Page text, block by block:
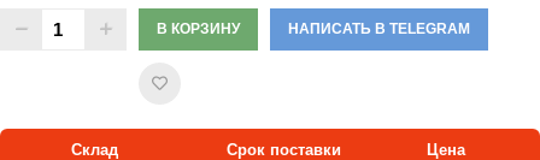
В КОРЗИНУ НАПИСАТЬ В TELEGRAM
Склад Срок поставки
Цена